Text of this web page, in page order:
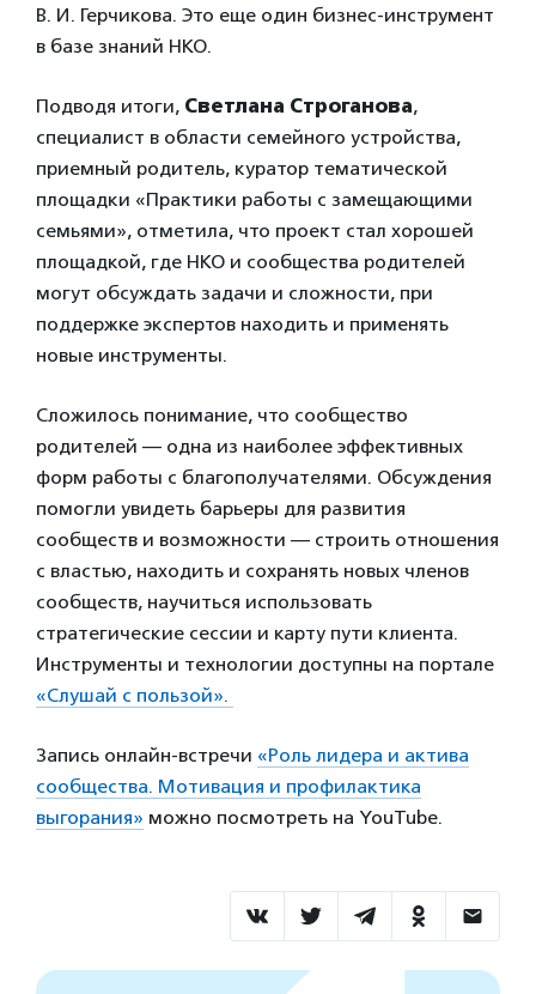
В. И. Герчикова. Это еще один бизнес-инструмент
в базе знаний НКО.
Подводя итоги, Светлана Строганова,
специалист в области семейного устройства,
приемный родитель, куратор тематической
площадки «Практики работы с замещающими
семьями», отметила, что проект стал хорошей
площадкой, где НКО и сообщества родителей
могут обсуждать задачи и сложности, при
поддержке экспертов находить и применять
новые инструменты.
Сложилось понимание, что сообщество
родителей — одна из наиболее эффективных
форм работы с благополучателями. Обсуждения
помогли увидеть барьеры для развития
сообществ и возможности — строить отношения
с властью, находить и сохранять новых членов
сообществ, научиться использовать
стратегические сессии и карту пути клиента.
Инструменты и технологии доступны на портале
«Слушай с пользой».
Запись онлайн-встречи «Роль лидера и актива
сообщества. Мотивация и профилактика
выгорания» можно посмотреть на YouTube.